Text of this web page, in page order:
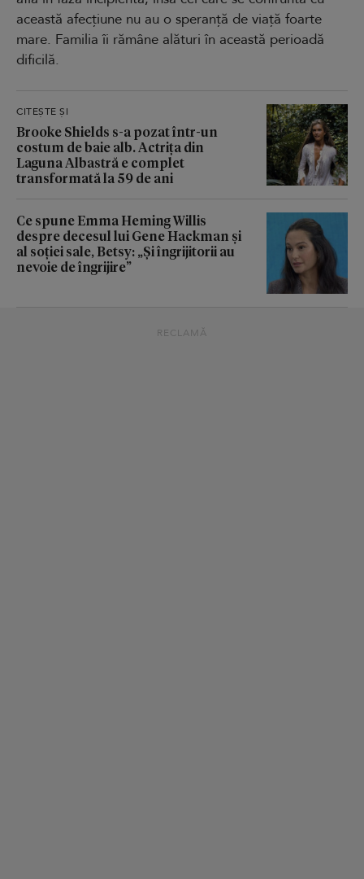
această afecțiune nu au o speranță de viață foarte
mare. Familia îi rămâne alături în această perioadă
dificilă.
CITEȘTE ȘI
Brooke Shields s-a pozat într-un
costum de baie alb. Actrița din
Laguna Albastră e complet
transformată la 59 de ani
Ce spune Emma Heming Willis
despre decesul lui Gene Hackman și
al soției sale, Betsy: „Și îngrijitorii au
nevoie de îngrijire”
RECLAMĂ